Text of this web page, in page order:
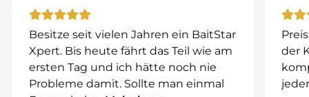
Krillmehl
LT-Fischmehl
hochwertige Samen
natürliche Öle
Besitze seit vielen Jahren ein BaitStar
Xpert. Bis heute fährt das Teil wie am
ersten Tag und ich hätte noch nie
Probleme damit. Sollte man einmal
der